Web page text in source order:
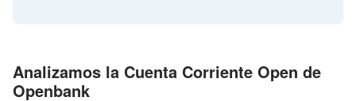
Analizamos la Cuenta Corriente Open de
Openbank